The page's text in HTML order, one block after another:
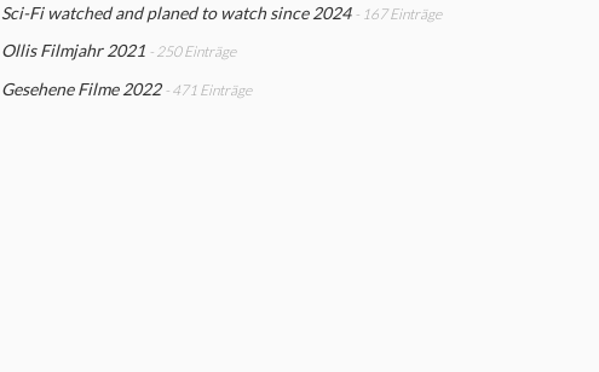
Sci-Fi watched and planed to watch since 2024 - 167 Einträge
Ollis Filmjahr 2021 - 250 Einträge
Gesehene Filme 2022 - 471 Einträge